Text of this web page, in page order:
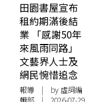
田園書屋宣布
租約期滿後結
業 「感謝50年
來風雨同路」
文藝界人士及
網民惋惜追念
報導 | by 虛詞編